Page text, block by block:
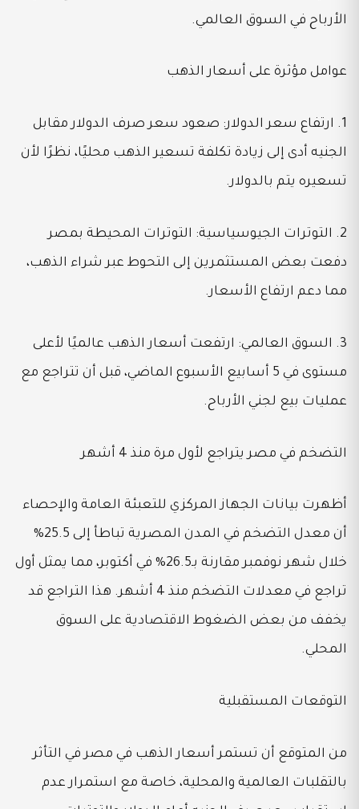
الأرباح في السوق العالمي.
عوامل مؤثرة على أسعار الذهب
1. ارتفاع سعر الدولار: صعود سعر صرف الدولار مقابل
الجنيه أدى إلى زيادة تكلفة تسعير الذهب محليًا، نظرًا لأن
تسعيره يتم بالدولار.
2. التوترات الجيوسياسية: التوترات المحيطة بمصر
دفعت بعض المستثمرين إلى التحوط عبر شراء الذهب،
مما دعم ارتفاع الأسعار.
3. السوق العالمي: ارتفعت أسعار الذهب عالميًا لأعلى
مستوى في 5 أسابيع الأسبوع الماضي، قبل أن تتراجع مع
عمليات بيع لجني الأرباح.
التضخم في مصر يتراجع لأول مرة منذ 4 أشهر
أظهرت بيانات الجهاز المركزي للتعبئة العامة والإحصاء
أن معدل التضخم في المدن المصرية تباطأ إلى 25.5%
خلال شهر نوفمبر مقارنة بـ26.5% في أكتوبر، مما يمثل أول
تراجع في معدلات التضخم منذ 4 أشهر. هذا التراجع قد
يخفف من بعض الضغوط الاقتصادية على السوق
المحلي.
التوقعات المستقبلية
من المتوقع أن تستمر أسعار الذهب في مصر في التأثر
بالتقلبات العالمية والمحلية، خاصة مع استمرار عدم